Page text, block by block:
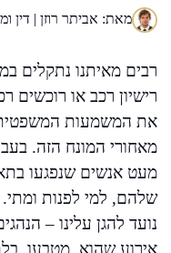
מאת: אביתר רוזן | דין
רבים מאיתנו נתקלים
רישיון רכב או
את המשמעות
מאחורי המונח הזה.
מעט אנשים שנפגעו
שלהם, למי לפנות
נועד להגן עלינו –
אירוע שהוא, מטבעו,